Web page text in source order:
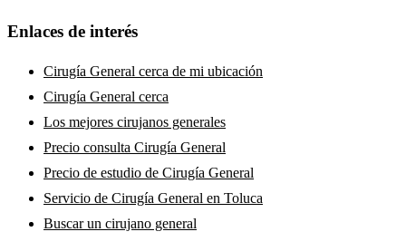
Enlaces de interés
Cirugía General cerca de mi ubicación
Cirugía General cerca
Los mejores cirujanos generales
Precio consulta Cirugía General
Precio de estudio de Cirugía General
Servicio de Cirugía General en Toluca
Buscar un cirujano general